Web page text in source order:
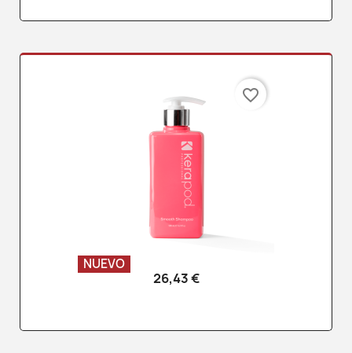
26,43 €
NUEVO
favorite_border